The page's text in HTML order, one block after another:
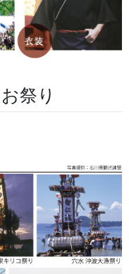
品です。
祭り